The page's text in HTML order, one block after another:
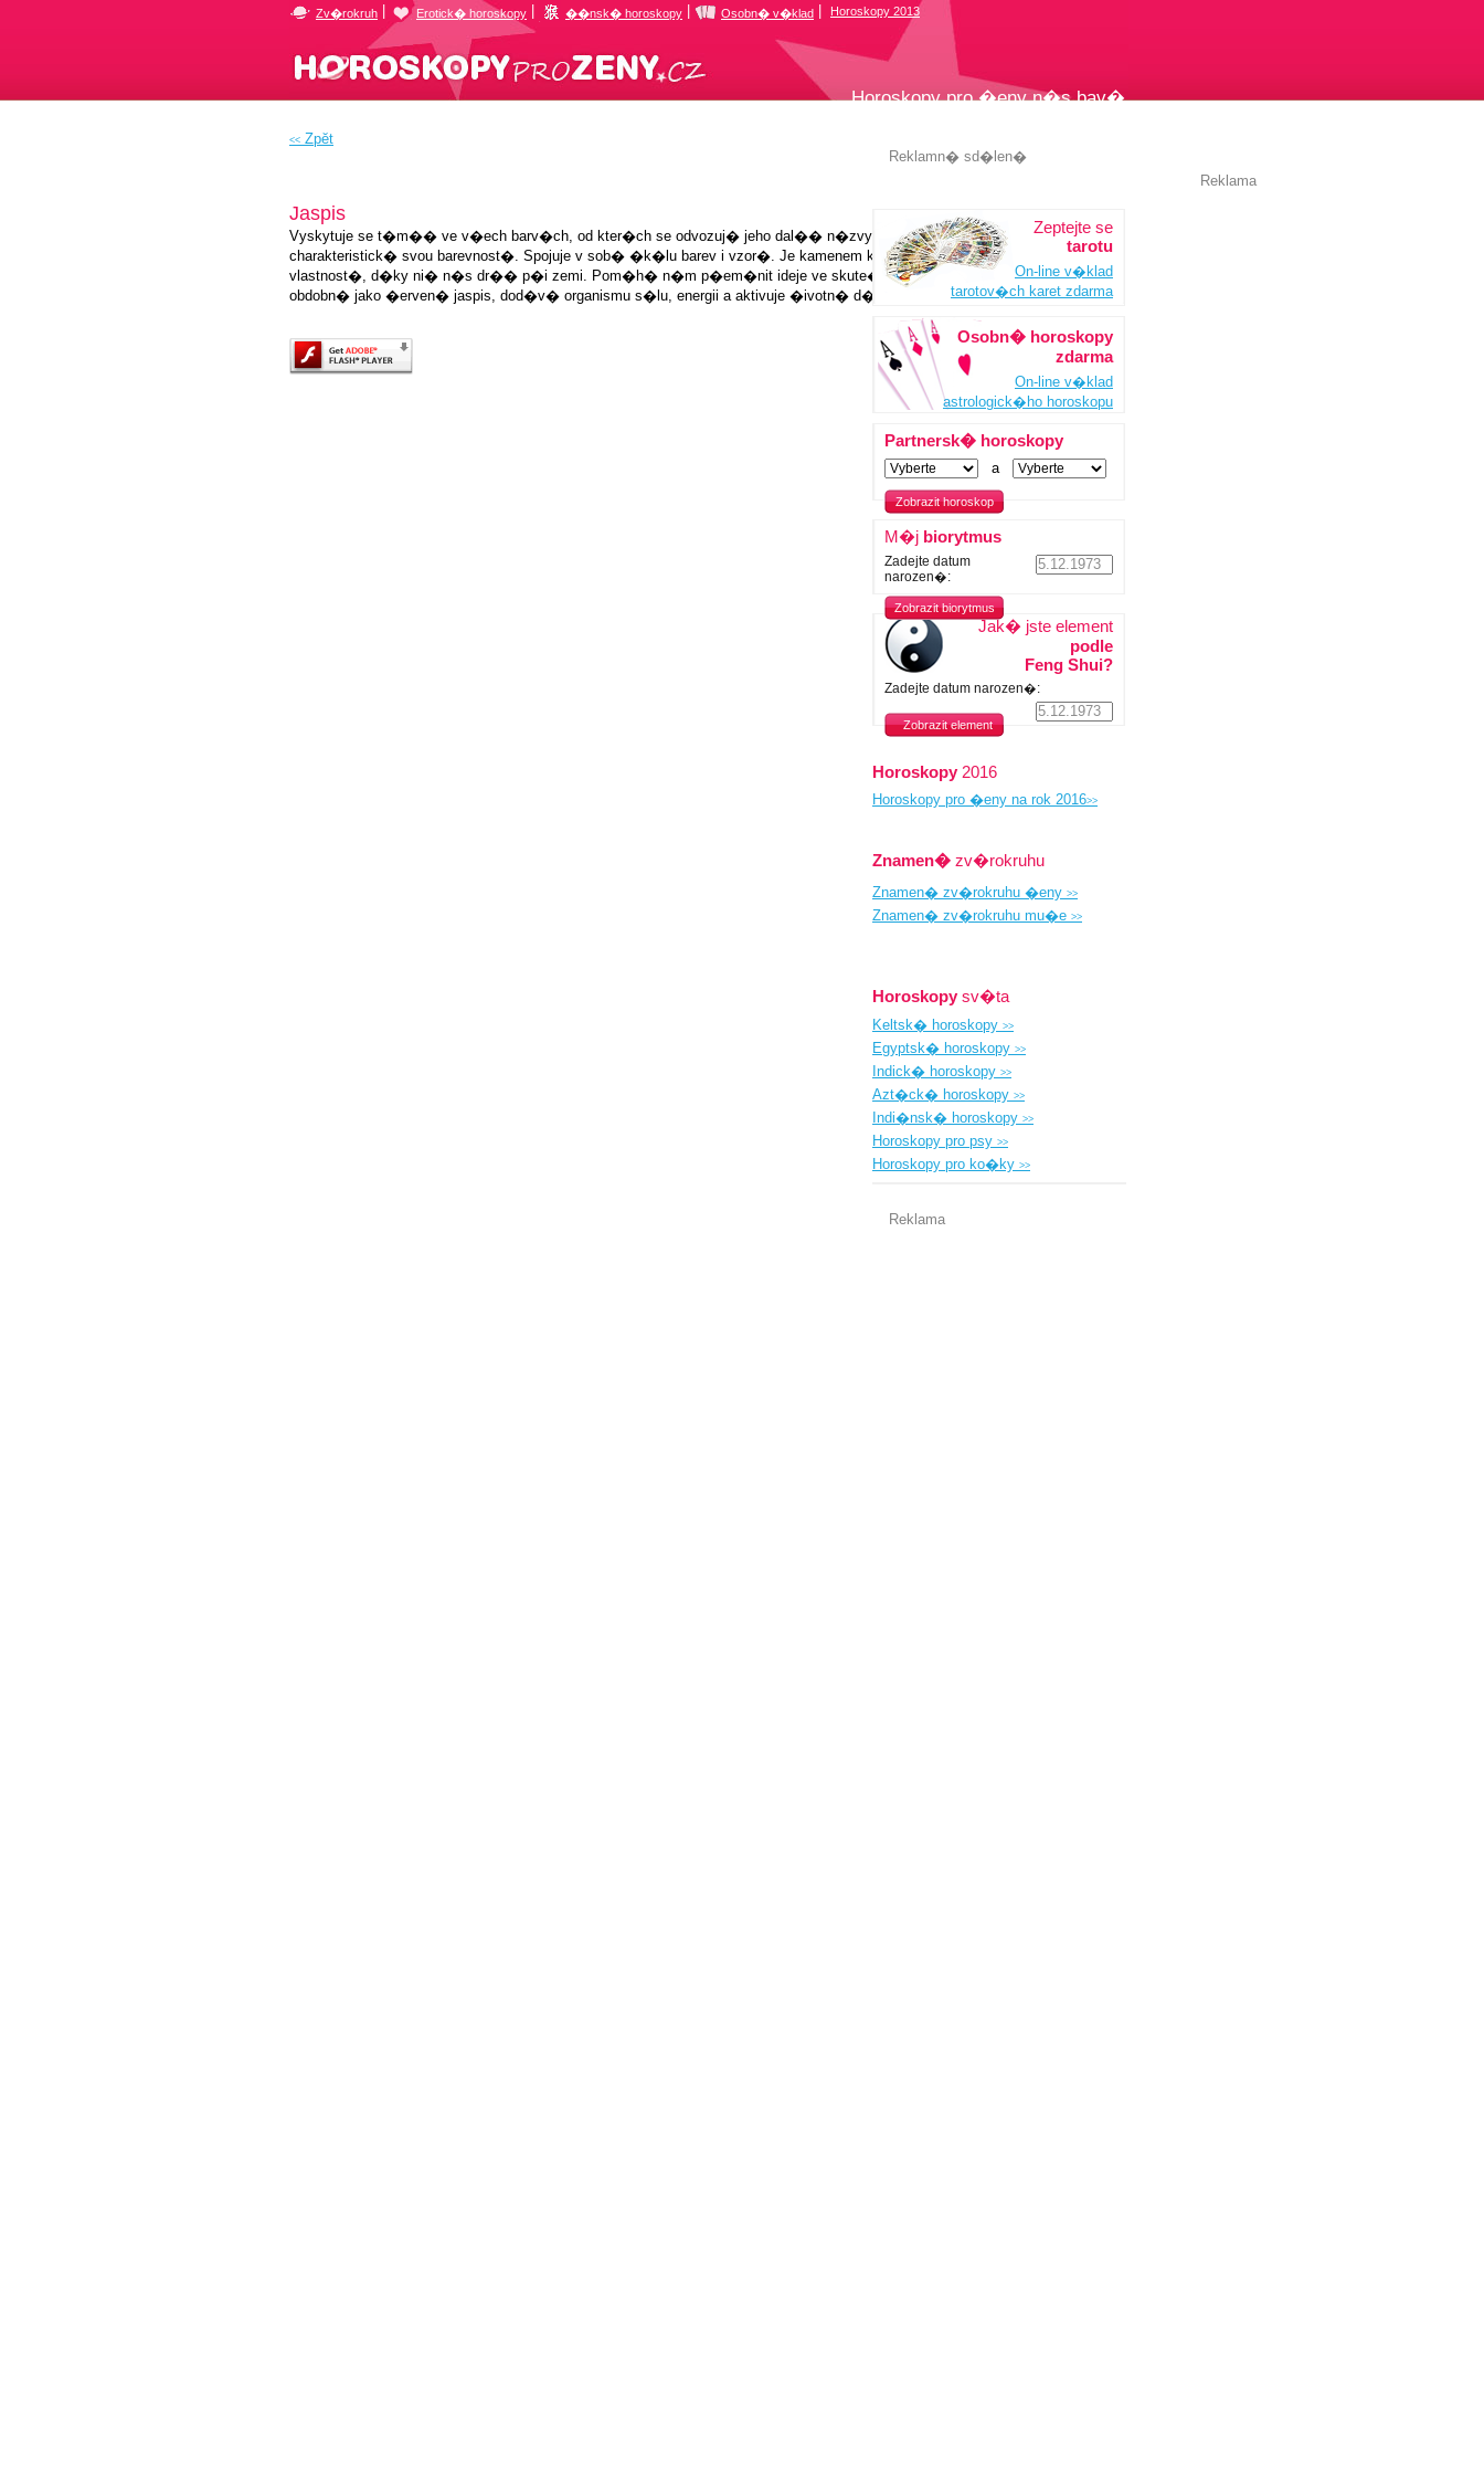
Zv�rokruh Erotick� horoskopy ��nsk� horoskopy Osobn� v�klad Horoskopy 2013
Horoskopy pro �eny n�s bav�
<< Zpĕt
Jaspis
Vyskytuje se t�m�� ve v�ech barv�ch, od kter�ch se odvozuj� jeho dal�� n�zvy. Je zn�m i pod n�zvem pestr�,
charakteristick� svou barevnost�. Spojuje v sob� �k�lu barev i vzor�. Je kamenem kreativity a fantazie, ale i zemit�ch
vlastnost�, d�ky ni� n�s dr�� p�i zemi. Pom�h� n�m p�em�nit ideje ve skute�nost. Na �rovni fyzick� p�sob�
obdobn� jako �erven� jaspis, dod�v� organismu s�lu, energii a aktivuje �ivotn� d�le�it� org�ny v t�le.
Reklamn� sd�len�
Zeptejte se
tarotu
On-line v�klad
tarotov�ch karet zdarma
Osobn� horoskopy
zdarma
On-line v�klad
astrologick�ho horoskopu
Partnersk� horoskopy
a
Zobrazit horoskop
M�j biorytmus
Zadejte datum
narozen�:
Zobrazit biorytmus
Jak� jste element
podle
Feng Shui?
Zadejte datum narozen�:
Zobrazit element
Horoskopy 2016
Horoskopy pro �eny na rok 2016>>
Znamen� zv�rokruhu
Znamen� zv�rokruhu �eny >>
Znamen� zv�rokruhu mu�e >>
Horoskopy sv�ta
Keltsk� horoskopy >>
Egyptsk� horoskopy >>
Indick� horoskopy >>
Azt�ck� horoskopy >>
Indi�nsk� horoskopy >>
Horoskopy pro psy >>
Horoskopy pro ko�ky >>
Reklama
Reklama